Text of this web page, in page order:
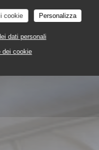
cookie Personalizza
dati personali
dei cookie